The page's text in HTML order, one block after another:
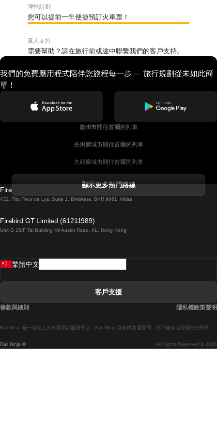
彈性計劃
您可以提前一年便捷預訂火車票！
真人支持
需要幫助？請在旅行前或途中聯繫我們的客戶支持。
我們的免費應用程式陪伴您旅程每一步 — 旅行規劃從未如此簡
單！
慶州市開往首爾的列車
光州廣域市開往首爾的列車
大邱廣域市開往首爾的列車
都柏林開往戈尔韦的列車
羅馬開往拿坡里的列車
顯示更多熱門路線
Firebird GT Limited (OC 1451)
432, Triq Fleur de Lys, Suite 1, Birkirkara, BKR 9061, Malta
Firebird GT Limited (61211989)
Unit G 15/F Tal Building 49 Austin Road, KL, Hong Kong
Rail Ninja ® All Rights Reserved © 2026
Rail Ninja 是一個線上火車票預訂服務平台。Rail Ninja 並非鐵路運營商，亦不擁有或經營任何列車。
繁體中文
客戶支援
條款與細則 隱私權政策聲明